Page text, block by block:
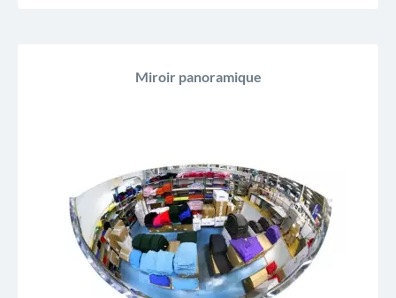
Miroir panoramique